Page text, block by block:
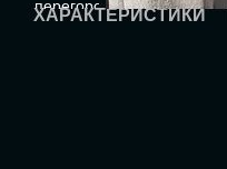
ХАРАКТЕРИСТИКИ